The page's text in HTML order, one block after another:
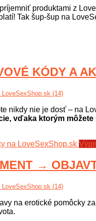
produktami z
Tak šup-šup na
KÓDY A
LoveSexShop.sk (14)
nikdy nie je dosť – na
vďaka ktorým
→
LoveSexShop.sk (14)
na erotické pomôcky